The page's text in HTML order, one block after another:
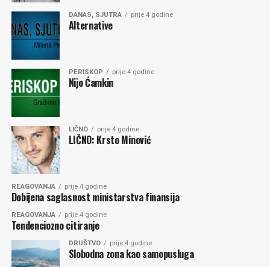
DANAS, SJUTRA prije 4 godine
Alternative
PERISKOP prije 4 godine
Nijo Ćamkin
LIČNO prije 4 godine
LIČNO: Krsto Minović
REAGOVANJA prije 4 godine
Dobijena saglasnost ministarstva finansija
REAGOVANJA prije 4 godine
Tendenciozno citiranje
DRUŠTVO prije 4 godine
Slobodna zona kao samopusluga